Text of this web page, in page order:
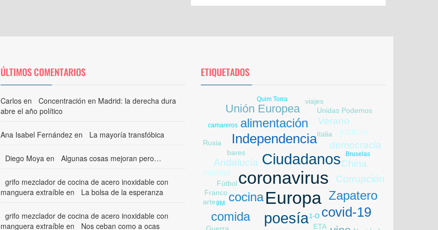
ÚLTIMOS COMENTARIOS
Carlos en
Concentración en Madrid: la derecha dura
abre el año político
Ana Isabel Fernández en La mayoría transfóbica
Diego Moya en Algunas cosas mejoran pero…
grifo mezclador de cocina de acero inoxidable con
manguera extraíble en La bolsa de la esperanza
grifo mezclador de cocina de acero inoxidable con
manguera extraíble en Nos ceban como a ocas
ETIQUETADOS
Europa
coronavirus
poesía
Ciudadanos
covid-19
Independencia
Zapatero
alimentación
cocina
comida
Unión Europea
Andalucía
democracia
China
Verano
Corrupción
internet
justicia
arte
bares
Unidas Podemos
Guerra ETA
Franco
Italia
Rusia
viajes
Fútbol
Quim Torra
camareros
1-O
8M
Bruselas